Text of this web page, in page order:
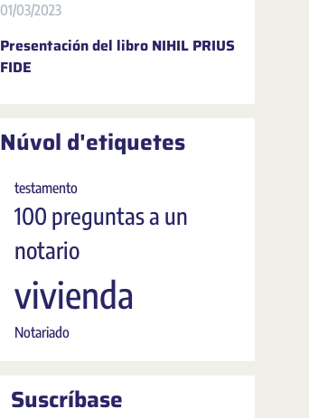
01/03/2023
Presentación del libro NIHIL PRIUS
FIDE
Núvol d'etiquetes
testamento
100 preguntas a un
notario
vivienda
Notariado
Suscríbase